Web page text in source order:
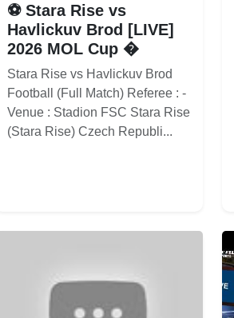
⚽ Stara Rise vs
Havlickuv Brod [LIVE]
2026 MOL Cup �
Stara Rise vs Havlickuv Brod
Football (Full Match) Referee : -
Venue : Stadion FSC Stara Rise
(Stara Rise) Czech Republi...